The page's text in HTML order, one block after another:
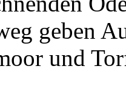
geben
und